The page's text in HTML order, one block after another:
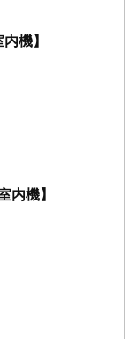
機】
内機】